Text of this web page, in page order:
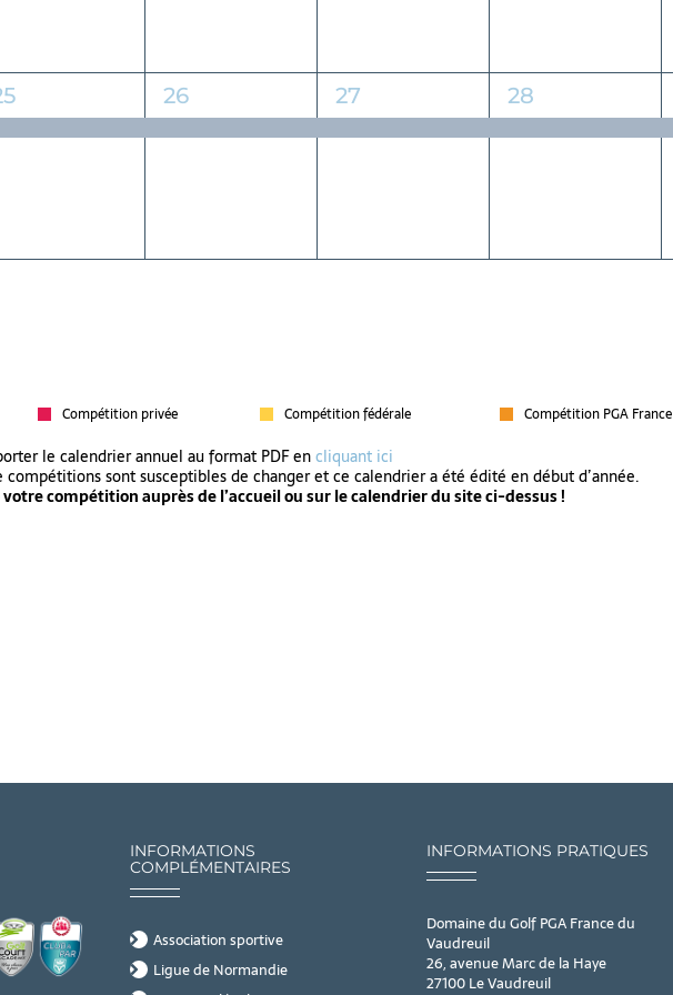
1
évènement,
26
1
évènement,
27
1
évènement,
28
Compétition privée Compétition fédérale Compétition PGA France
le calendrier annuel au format PDF encliquant ici
sont susceptibles de changer et ce calendrier a été édité en début d’année.
compétition auprès de l’accueil ou sur le calendrier du site ci-dessus !
INFORMATIONS
COMPLÉMENTAIRES
Association sportive
Ligue de Normandie
INFORMATIONS PRATIQUES
Domaine du Golf PGA France du
Vaudreuil
26, avenue Marc de la Haye
27100 Le Vaudreuil